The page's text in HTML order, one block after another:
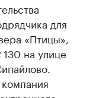
для
«Птицы»,
на улице